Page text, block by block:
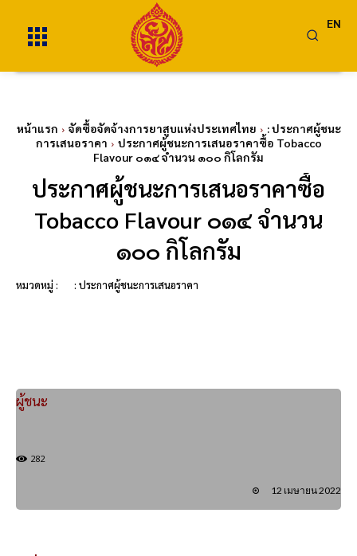
EN
หน้าแรก จัดซื้อจัดจ้างการยาสูบแห่งประเทศไทย
: ประกาศผู้ชนะ
การเสนอราคา
ประกาศผู้ชนะการเสนอราคาซื้อ Tobacco
Flavour ๐๑๔ จำนวน ๑๐๐ กิโลกรัม
ประกาศผู้ชนะการเสนอราคาซื้อ
Tobacco Flavour ๐๑๔ จำนวน
๑๐๐ กิโลกรัม
หมวดหมู่ : : ประกาศผู้ชนะการเสนอราคา
ผู้ชนะ
282
12 เมษายน 2022